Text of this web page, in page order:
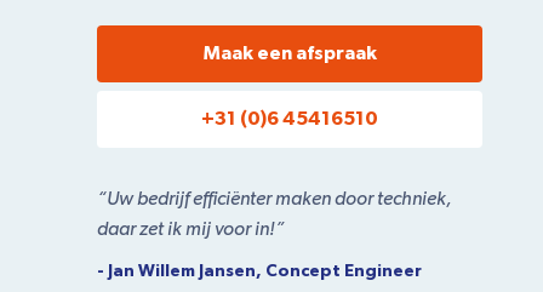
Maak een afspraak
+31 (0)6 45416510
“Uw bedrijf efficiënter maken door techniek,
daar zet ik mij voor in!”
- Jan Willem Jansen, Concept Engineer